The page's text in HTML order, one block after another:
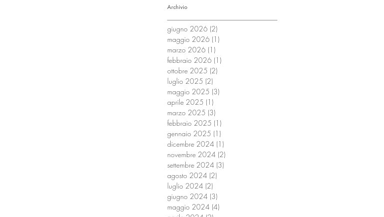
Archivio
giugno 2026 (2)
maggio 2026 (1)
marzo 2026 (1)
febbraio 2026 (1)
ottobre 2025 (2)
luglio 2025 (2)
maggio 2025 (3)
aprile 2025 (1)
marzo 2025 (3)
febbraio 2025 (1)
gennaio 2025 (1)
dicembre 2024 (1)
novembre 2024 (2)
settembre 2024 (3)
agosto 2024 (2)
luglio 2024 (2)
giugno 2024 (3)
maggio 2024 (4)